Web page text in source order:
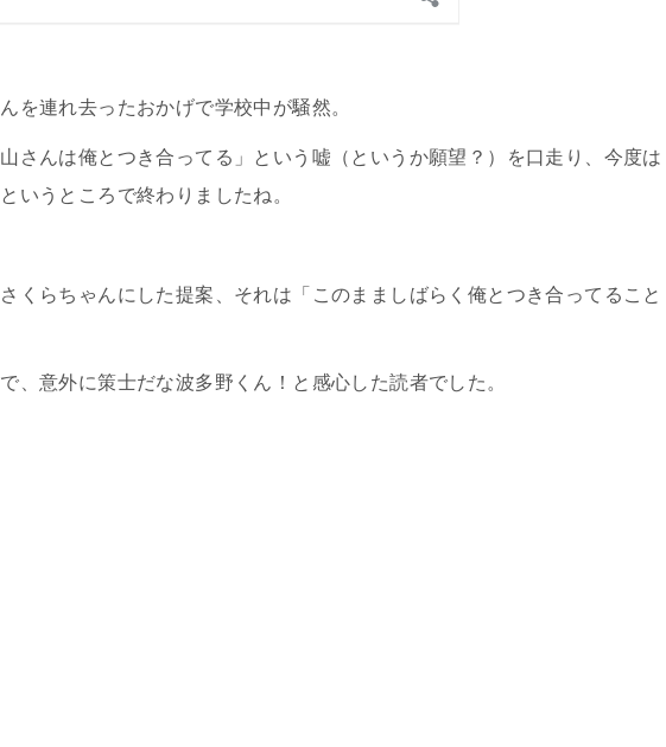
を連れ去ったおかげで学校中が騒然。
さんは俺とつき合ってる」という嘘（というか願望？）を口走り、今度は
いうところで終わりましたね。
くらちゃんにした提案、それは「このまましばらく俺とつき合ってること
、意外に策士だな波多野くん！と感心した読者でした。